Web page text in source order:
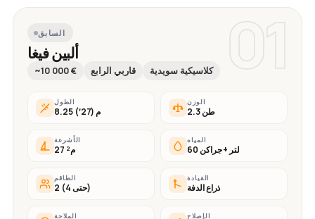
01 السابق
ألبين فيغا
~10 000 € قاربي الرابع كلاسيكية سويدية
الطول
8.25 م (27′)
الوزن
2.3 طن
الأشرعة
27 م²
المياه
60 لتر + جراكن
الطاقم
2 (حتى 4)
القيادة
ذراع الدفة
الملاحة الإصلاح